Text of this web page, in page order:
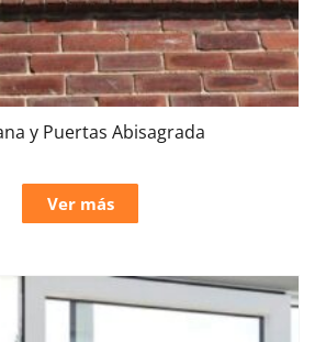
y Puertas Abisagrada